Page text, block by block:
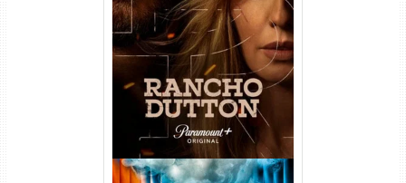
Rancho Dutton 1ª
Temporada Torrent (2026)
WEB-DL 1080p Dual Áudio